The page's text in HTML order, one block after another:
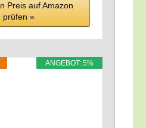
Preis auf Ama­zon
prü­fen »
ANGE­BOT: 5%